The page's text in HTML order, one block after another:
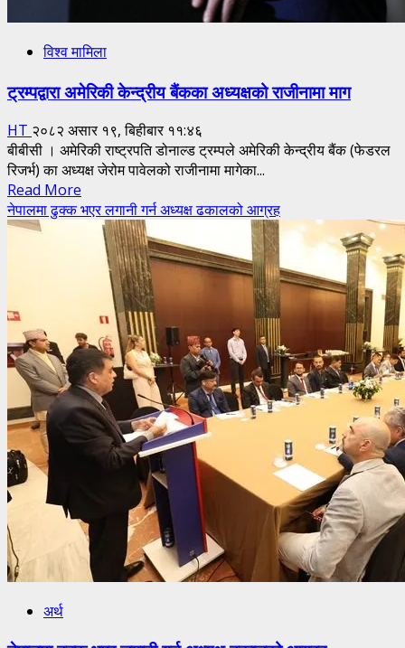
विश्व मामिला
ट्रम्पद्वारा अमेरिकी केन्द्रीय बैंकका अध्यक्षको राजीनामा माग
HT २०८२ असार १९, बिहीबार ११:४६
बीबीसी । अमेरिकी राष्ट्रपति डोनाल्ड ट्रम्पले अमेरिकी केन्द्रीय बैंक (फेडरल
रिजर्भ) का अध्यक्ष जेरोम पावेलको राजीनामा मागेका...
Read More
more
about
ट्रम्पद्वारा
अमेरिकी
केन्द्रीय
अध्यक्षको
राजीनामा
माग
नेपालमा ढुक्क भएर लगानी गर्न अध्यक्ष ढकालको आग्रह
अर्थ